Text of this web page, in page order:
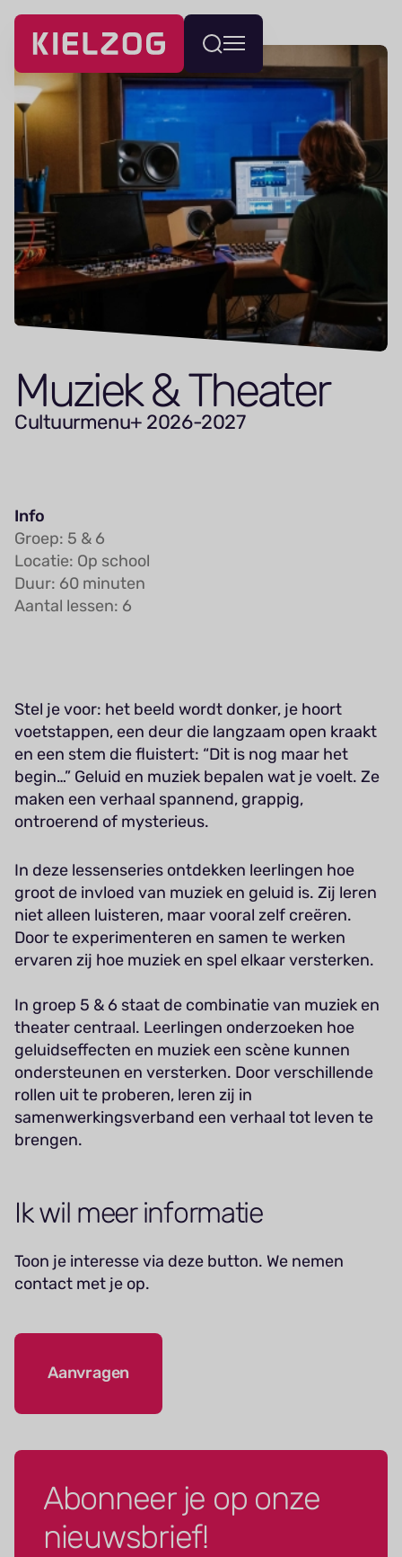
Navigatie
overslaan
Wissel
menu
Muziek&Theater
Cultuurmenu+ 2026-2027
Info
Groep: 5 & 6
Locatie: Op school
Duur: 60 minuten
Aantal lessen: 6
Stel je voor: het beeld wordt donker, je hoort
voetstappen, een deur die langzaam open kraakt
en een stem die fluistert: “Dit is nog maar het
begin…” Geluid en muziek bepalen wat je voelt. Ze
maken een verhaal spannend, grappig,
ontroerend of mysterieus.
In deze lessenseries ontdekken leerlingen hoe
groot de invloed van muziek en geluid is. Zij leren
niet alleen luisteren, maar vooral zelf creëren.
Door te experimenteren en samen te werken
ervaren zij hoe muziek en spel elkaar versterken.
In groep 5 & 6 staat de combinatie van muziek en
theater centraal. Leerlingen onderzoeken hoe
geluidseffecten en muziek een scène kunnen
ondersteunen en versterken. Door verschillende
rollen uit te proberen, leren zij in
samenwerkingsverband een verhaal tot leven te
brengen.
Ik wil meer informatie
Toon je interesse via deze button. We nemen
contact met je op.
Aanvragen
Abonneer je op onze
nieuwsbrief!